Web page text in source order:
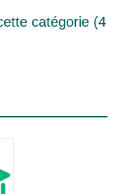
catégorie (4